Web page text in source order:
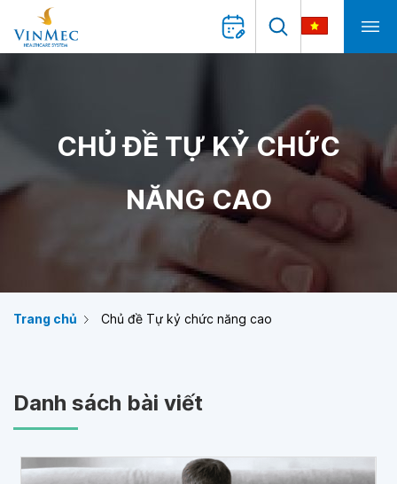
CHỦ ĐỀ TỰ KỶ CHỨC
NĂNG CAO
Trang chủ Chủ đề Tự kỷ chức năng cao
Danh sách bài viết